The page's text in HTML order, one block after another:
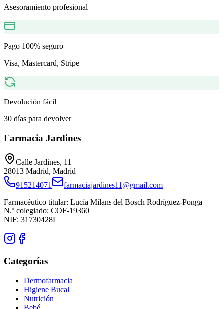
Asesoramiento profesional
Pago 100% seguro
Visa, Mastercard, Stripe
Devolución fácil
30 días para devolver
Farmacia Jardines
Calle Jardines, 11
28013 Madrid, Madrid
915214071
farmaciajardines11@gmail.com
Farmacéutico titular: Lucía Milans del Bosch Rodríguez-Ponga
N.º colegiado: COF-19360
NIF: 31730428L
Categorías
Dermofarmacia
Higiene Bucal
Nutrición
Bebé